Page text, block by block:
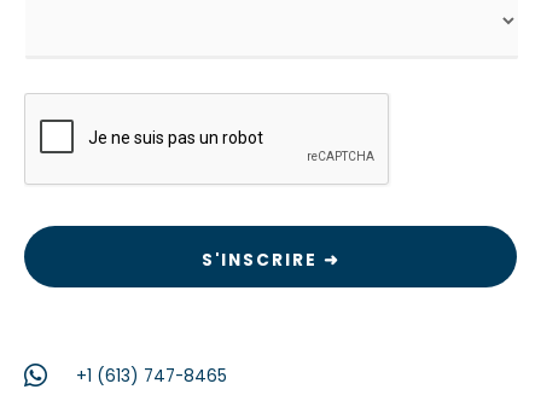
+1 (613) 747-8465